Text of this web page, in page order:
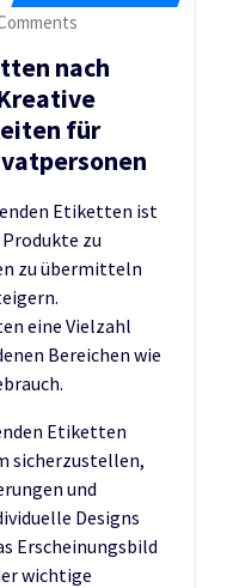
nach
für
Etiketten ist
zu
zu übermitteln
eine Vielzahl
Bereichen wie
Etiketten
sicherzustellen,
und
Designs
Erscheinungsbild
wichtige